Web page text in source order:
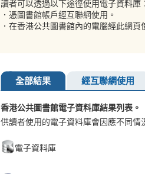
讀者可以透過以下途徑使用電子資料庫︰
．憑圖書館帳戶經互聯網使用。
．在香港公共圖書館內的電腦經此網頁
全部結果 經互聯網使用
香港公共圖書館電子資料庫結果列表。
供讀者使用的電子資料庫會因應不同情
電子資料庫